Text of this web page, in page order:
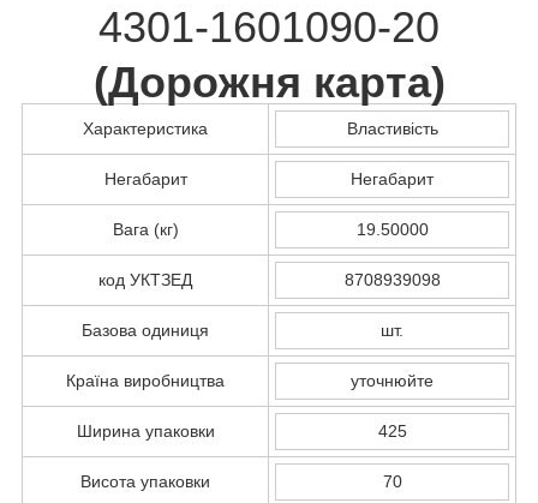
4301-1601090-20
(Дорожня карта)
Характеристика Властивість
Негабарит Негабарит
Вага (кг) 19.50000
код УКТЗЕД 8708939098
Базова одиниця шт.
Країна виробництва уточнюйте
Ширина упаковки 425
Висота упаковки 70